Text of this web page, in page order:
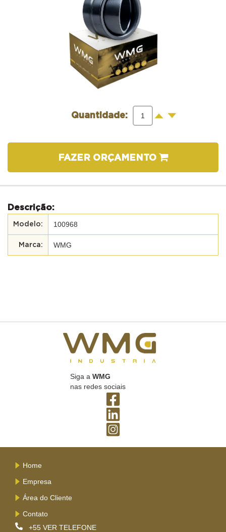
Quantidade: + -
FAZER ORÇAMENTO
Descrição:
100968
WMG
Siga a WMG
nas redes sociais
Home
Empresa
Área do Cliente
Contato
+55 VER TELEFONE